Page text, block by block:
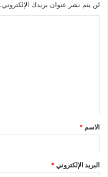
لن يتم نشر عنوان بريدك الإلكتروني.
ق
*
الاسم *
البريد الإلكتروني*